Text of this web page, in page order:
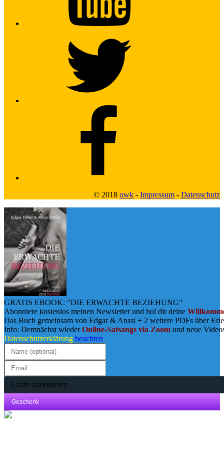
© 2018 owk - Impressum - Datenschutz
GRATIS EBOOK: "DIE ERWACHTE BEZIEHUNG"
Abonniere kostenlos meinen Newsletter und hol dir deine
Das Buch gemeinsam von Edgar & Anssi + 2 weitere PDFs über
Info: Demnächst wiederOnline-Satsangs via Zoom und neue
Datenschutzerklärung beachten
Gratis abonnieren
Geschenk